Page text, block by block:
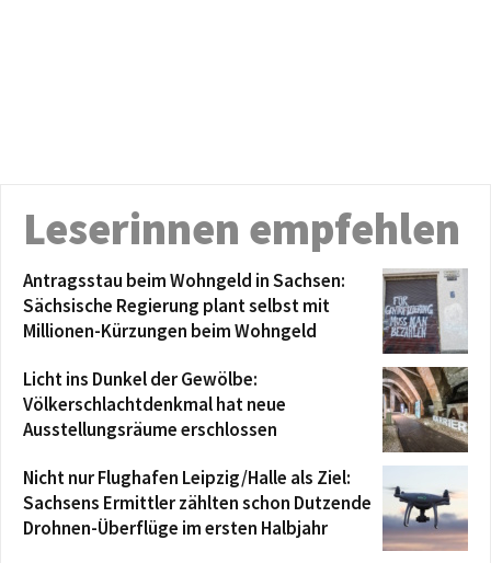
Leserinnen empfehlen
Antragsstau beim Wohngeld in Sachsen:
Sächsische Regierung plant selbst mit
Millionen-Kürzungen beim Wohngeld
Licht ins Dunkel der Gewölbe:
Völkerschlachtdenkmal hat neue
Ausstellungsräume erschlossen
Nicht nur Flughafen Leipzig/Halle als Ziel:
Sachsens Ermittler zählten schon Dutzende
Drohnen-Überflüge im ersten Halbjahr